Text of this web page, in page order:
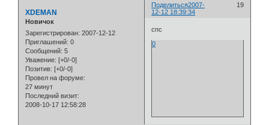
Поделиться 19
2007-
12-12 18:39:34
XDEMAN
Новичок
Зарегистрирован: 2007-12-12
Приглашений: 0
Сообщений: 5
Уважение: [+0/-0]
Позитив: [+0/-0]
Провел на форуме:
27 минут
Последний визит:
2008-10-17 12:58:28
спс
0